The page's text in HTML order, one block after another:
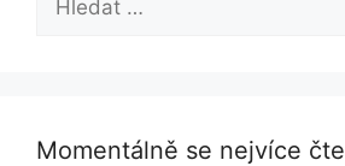
Momentálně se nejvíce čte